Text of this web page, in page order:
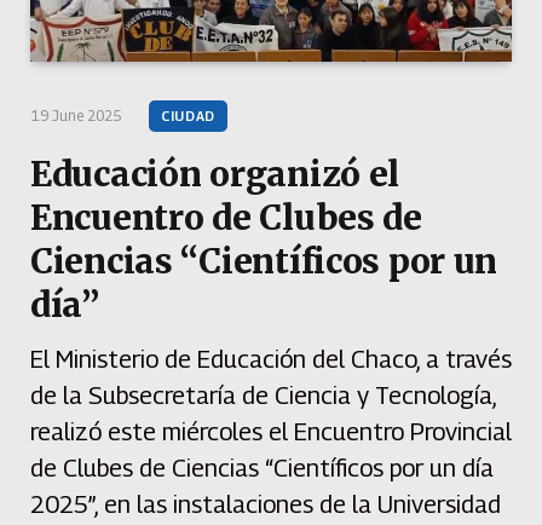
19 June 2025 CIUDAD
Educación organizó el
Encuentro de Clubes de
Ciencias “Científicos por un
día”
El Ministerio de Educación del Chaco, a través
de la Subsecretaría de Ciencia y Tecnología,
realizó este miércoles el Encuentro Provincial
de Clubes de Ciencias “Científicos por un día
2025”, en las instalaciones de la Universidad